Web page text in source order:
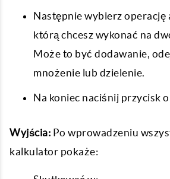
Następnie wybierz operację
którą chcesz wykonać na
Może to być dodawanie,
mnożenie lub dzielenie.
Na koniec naciśnij przycisk
Wyjścia: Po wprowadzeniu
kalkulator pokaże: